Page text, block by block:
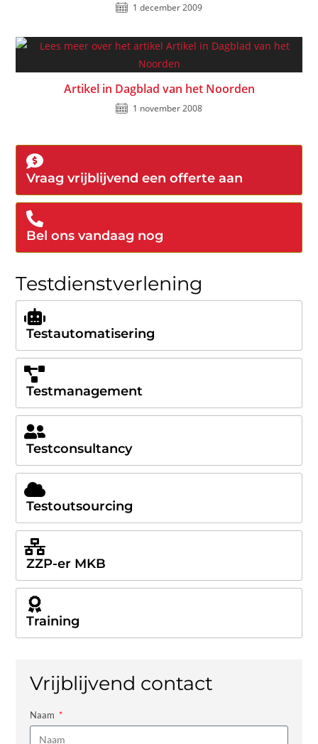
1 december 2009
Artikel in Dagblad van het Noorden
1 november 2008
Vraag vrijblijvend een offerte aan
Bel ons vandaag nog
Testdienstverlening
Testautomatisering
Testmanagement
Testconsultancy
Testoutsourcing
ZZP-er MKB
Training
Vrijblijvend contact
Naam